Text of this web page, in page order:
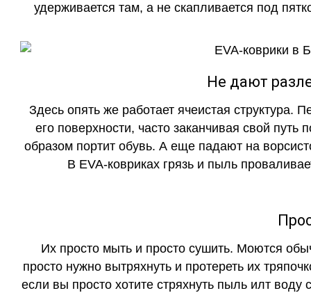
удерживается там, а не скапливается под
Не дают
Здесь опять же работает ячеистая структура.
его поверхности, часто заканчивая свой
образом портит обувь. А еще падают на
В EVA-ковриках грязь и пыль
Их просто мыть и просто сушить. Моются
просто нужно вытряхнуть и протереть их
если вы просто хотите стряхнуть пыль илт воду